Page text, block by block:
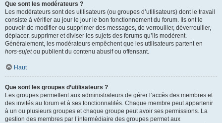
Que sont les modérateurs ?
Les modérateurs sont des utilisateurs (ou groupes d’utilisateurs) dont le travail
consiste à vérifier au jour le jour le bon fonctionnement du forum. Ils ont le
pouvoir de modifier ou supprimer des messages, de verrouiller, déverrouiller,
déplacer, supprimer et diviser les sujets des forums qu’ils modèrent.
Généralement, les modérateurs empêchent que les utilisateurs partent en
hors-sujetou publient du contenu abusif ou offensant.
Haut
Que sont les groupes d’utilisateurs ?
Les groupes permettent aux administrateurs de gérer l’accès des membres et
des invités au forum et à ses fonctionnalités. Chaque membre peut appartenir
à un ou plusieurs groupes et chaque groupe peut avoir ses permissions. La
gestion des membres par l’intermédiaire des groupes permet aux